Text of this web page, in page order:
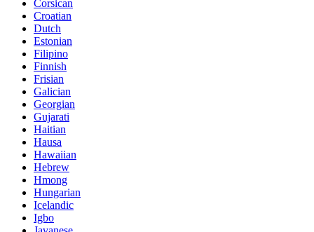
Corsican
Croatian
Dutch
Estonian
Filipino
Finnish
Frisian
Galician
Georgian
Gujarati
Haitian
Hausa
Hawaiian
Hebrew
Hmong
Hungarian
Icelandic
Igbo